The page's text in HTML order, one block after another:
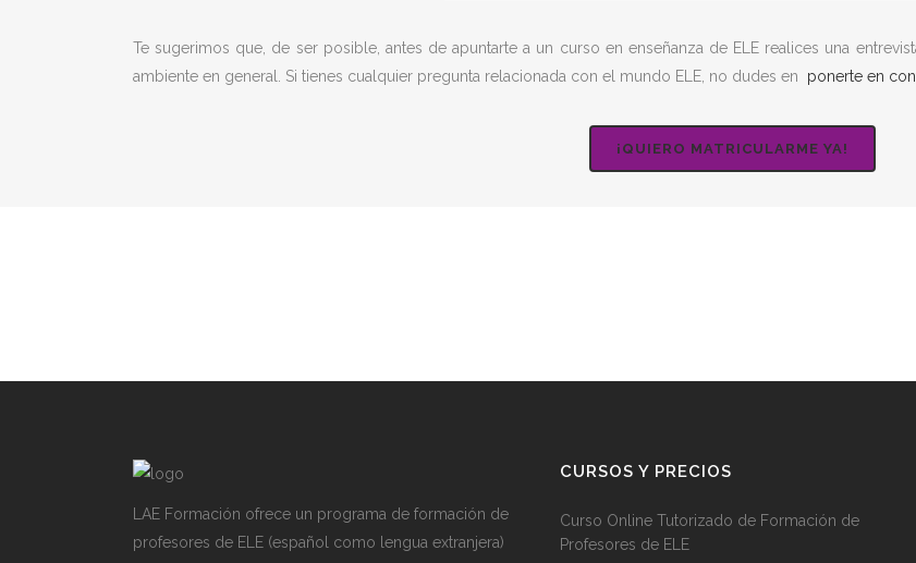
Te sugerimos que, de ser posible, antes de apuntarte a un curso en enseñanza de ELE realices una
ambiente en general. Si tienes cualquier pregunta relacionada con el mundo ELE, no dudes en
ponerte en
¡QUIERO MATRICULARME YA!
LAE Formación ofrece un programa de formación de
profesores de ELE (español como lengua extranjera)
CURSOS Y PRECIOS
Curso Online Tutorizado de Formación de
Profesores de ELE